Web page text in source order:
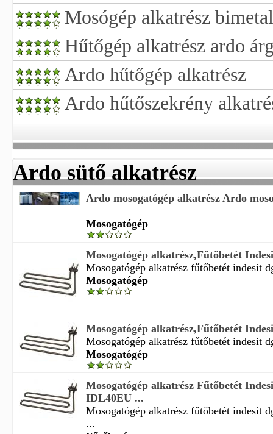
Mosógép alkatrész
Hűtőgép alkatrész ardo
Ardo hűtőgép alkatrész
Ardo hűtőszekrény
Ardo sütő alkatrész
Ardo mosogatógép alkatrész Ardo
Mosogatógép
Mosogatógép alkatrész,Fűtőbetét
Mosogatógép alkatrész fűtőbetét indesit
Mosogatógép
Mosogatógép alkatrész,Fűtőbetét
Mosogatógép alkatrész fűtőbetét indesit
Mosogatógép
Mosogatógép alkatrész Fűtőbetét
IDL40EU ...
Mosogatógép alkatrész fűtőbetét indesit
...